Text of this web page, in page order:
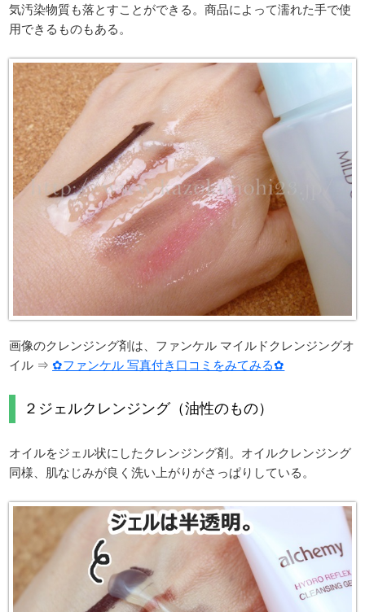
気汚染物質も落とすことができる。商品によって濡れた手で使
用できるものもある。
画像のクレンジング剤は、ファンケル マイルドクレンジングオ
イル ⇒✿ファンケル 写真付き口コミをみてみる✿
２ジェルクレンジング（油性のもの）
オイルをジェル状にしたクレンジング剤。オイルクレンジング
同様、肌なじみが良く洗い上がりがさっぱりしている。